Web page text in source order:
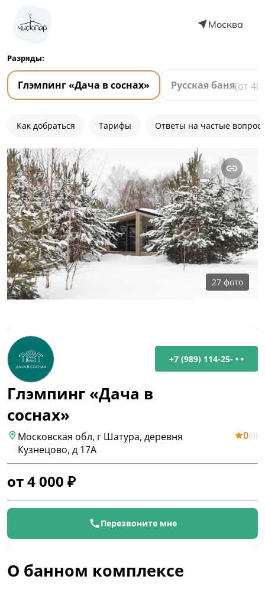
Москва
Разряды:
Глэмпинг «Дача в соснах» Русская баня(от
Как добраться Тарифы Ответы на частые
27 фото
+7 (989) 114-25- • •
Глэмпинг «Дача в
соснах»
Московская обл, г Шатура, деревня
Кузнецово, д 17А
0(0)
от4 000 ₽
Перезвоните мне
О банном комплексе